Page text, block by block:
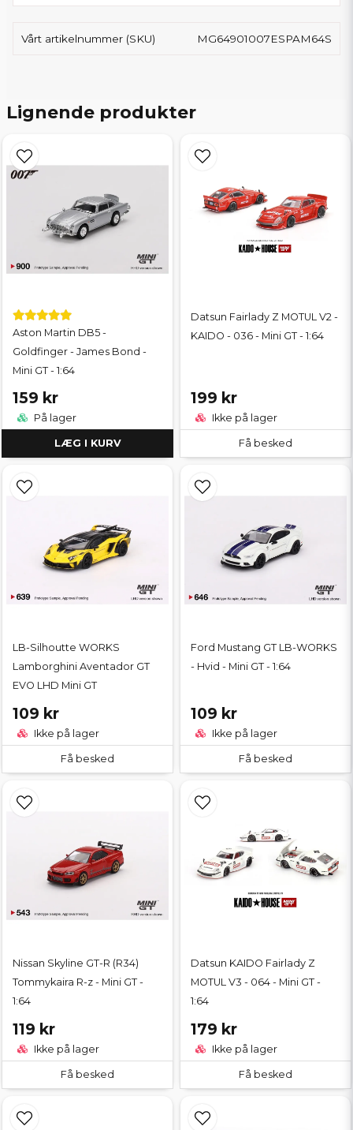
Vårt artikelnummer (SKU) MG64901007ESPAM64S
Lignende produkter
Aston Martin DB5 -
Goldfinger - James Bond -
Mini GT - 1:64
159 kr
På lager
LÆG I KURV
Datsun Fairlady Z MOTUL V2 -
KAIDO - 036 - Mini GT - 1:64
199 kr
Ikke på lager
Få besked
LB-Silhoutte WORKS
Lamborghini Aventador GT
EVO LHD Mini GT
109 kr
Ikke på lager
Få besked
Ford Mustang GT LB-WORKS
- Hvid - Mini GT - 1:64
109 kr
Ikke på lager
Få besked
Nissan Skyline GT-R (R34)
Tommykaira R-z - Mini GT -
1:64
119 kr
Ikke på lager
Få besked
Datsun KAIDO Fairlady Z
MOTUL V3 - 064 - Mini GT -
1:64
179 kr
Ikke på lager
Få besked